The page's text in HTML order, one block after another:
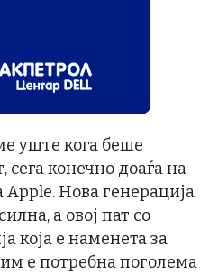
уште кога беше
сега конечно доаѓа на
Apple. Нова генерација
а овој пат со
која е наменета за
е потребна поголема